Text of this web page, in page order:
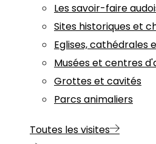
Les savoir-faire
Sites historiques et
Eglises, cathédrales
Musées et centres
Grottes et cavités
Parcs animaliers
Toutes les visites